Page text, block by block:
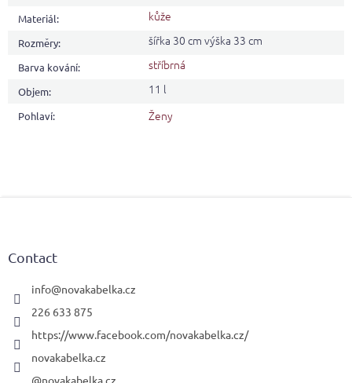
Materiál: kůže
Rozměry: šířka 30 cm výška 33 cm
Barva kování: stříbrná
Objem: 11 l
Pohlaví: Ženy
Contact
info@novakabelka.cz
226 633 875
https://www.facebook.com/novakabelka.cz/
novakabelka.cz